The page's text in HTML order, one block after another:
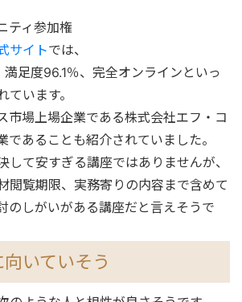
ティ参加権
サイトでは、
足度96.1％、完全オンラインといっ
ています。
市場上場企業である株式会社エフ・コ
であることも紹介されていました。
して安すぎる講座ではありませんが、
閲覧期限、実務寄りの内容まで含めて
のしがいがある講座だと言えそうで
いていそう